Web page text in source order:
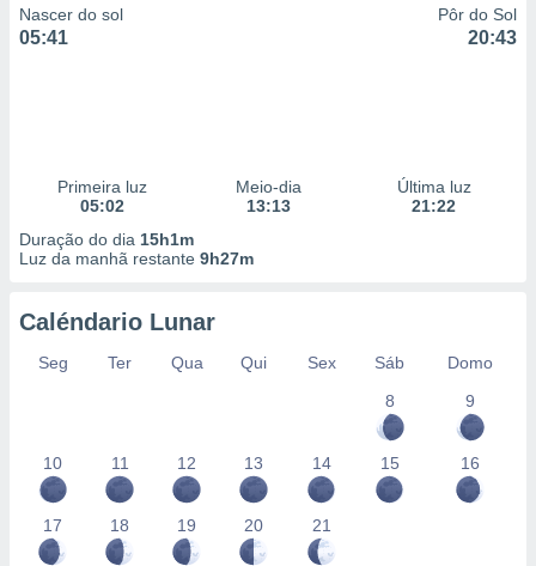
Nascer do sol
05:41
Pôr do Sol
20:43
Primeira luz
05:02
Meio-dia
13:13
Última luz
21:22
Duração do dia 15h1m
Luz da manhã restante 9h27m
Caléndario Lunar
Seg Ter Qua Qui Sex Sáb
Domo
8
9
10 11 12 13 14 15 16
17 18 19 20 21